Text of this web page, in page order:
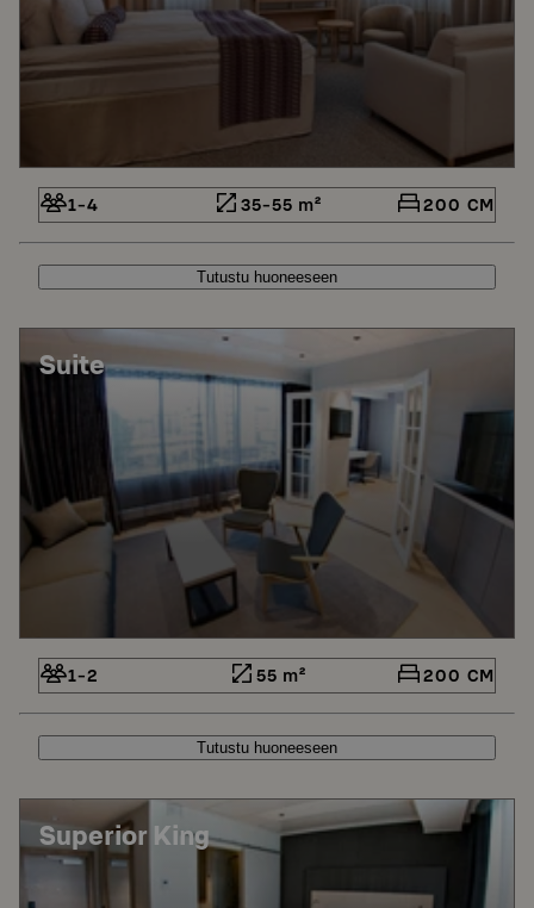
1-4 35-55 m² 200 CM
Tutustu huoneeseen
Suite
1-2 55 m² 200 CM
Tutustu huoneeseen
Superior King